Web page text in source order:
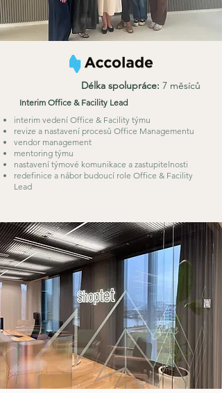
Délka spolupráce: 7 měsíců
Interim Office & Facility Lead
interim vedení Office & Facility týmu
revize a nastavení procesů Office Managementu
vendor management
mentoring týmu
nastavení týmové komunikace a zastupitelnosti
redefinice a nábor budoucí role Office & Facility
Lead